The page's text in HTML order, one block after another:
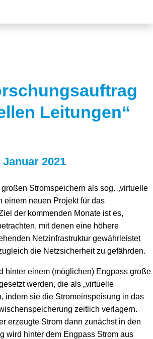
Leitungen“
2021
Stromspeichern als sog. „virtuelle
einem neuen Projekt für das
der kommenden Monate ist es,
mit denen eine höhere
Netzinfrastruktur gewährleistet
die Netzsicherheit zu gefährden.
hinter einem (möglichen) Engpass große
werden, die als „virtuelle
indem sie die Stromeinspeisung in das
zeitlich verlagern.
erzeugte Strom dann zunächst in den
wird hinter dem Engpass Strom aus